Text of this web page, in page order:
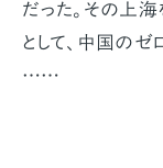
だった。その上
として、中国のゼ
……